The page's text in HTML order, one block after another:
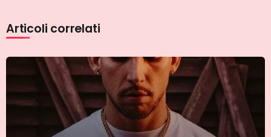
Articoli correlati